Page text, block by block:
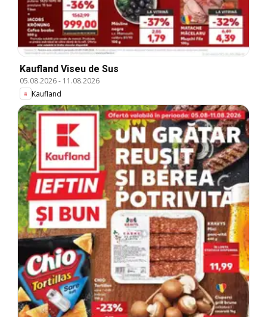
Kaufland Viseu de Sus
05.08.2026- 11.08.2026
Kaufland